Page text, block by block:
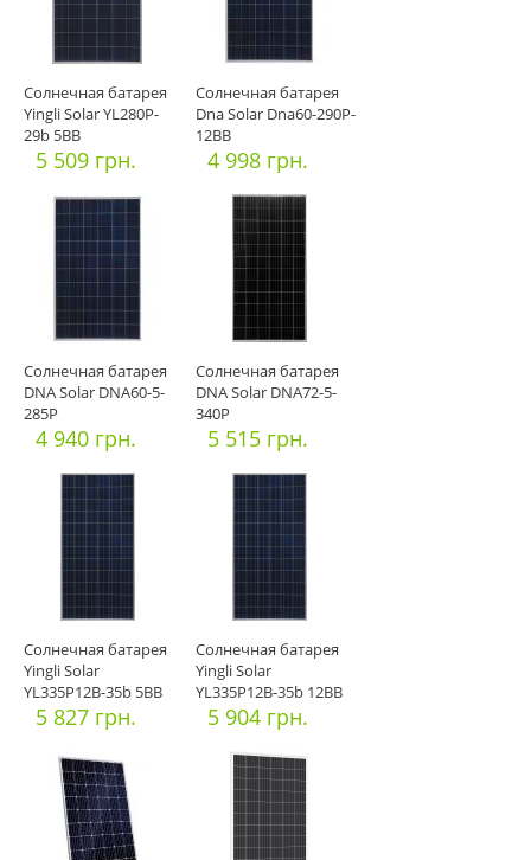
Солнечная батарея
Yingli Solar YL280P-
29b 5BB
5 509 грн.
Солнечная батарея
Dna Solar Dna60-290P-
12BB
4 998 грн.
Солнечная батарея
DNA Solar DNA60-5-
285P
4 940 грн.
Солнечная батарея
DNA Solar DNA72-5-
340P
5 515 грн.
Солнечная батарея
Yingli Solar
YL335P12B-35b 5BB
5 827 грн.
Солнечная батарея
Yingli Solar
YL335P12B-35b 12BB
5 904 грн.